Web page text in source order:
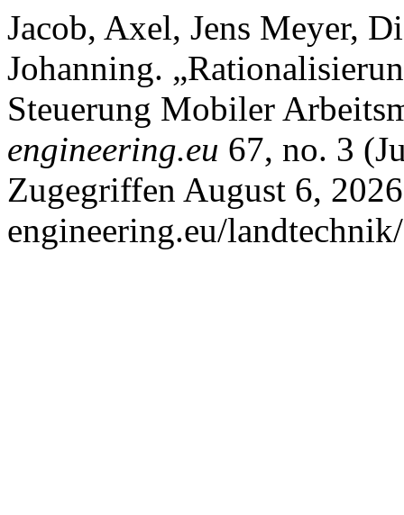
Jacob, Axel, Jens Meyer,
Johanning.
Steuerung Mobiler
engineering.eu 67, no. 3
Zugegriffen August 6,
engineering.eu/